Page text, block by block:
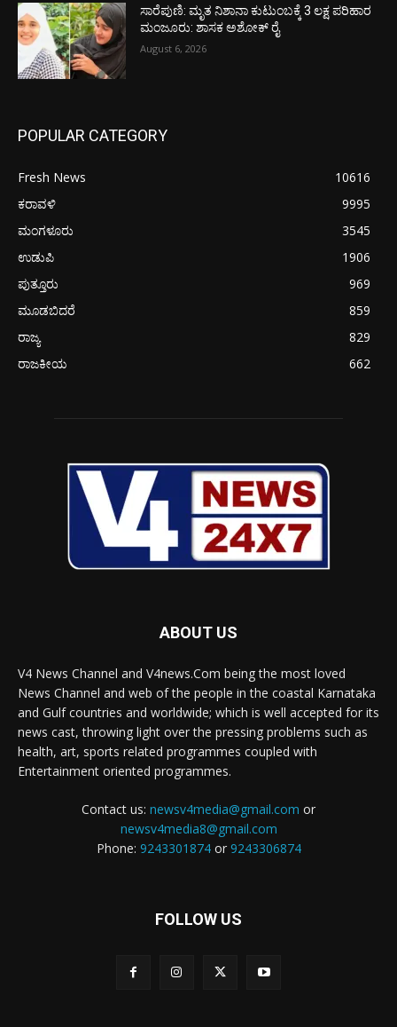
ಸಾರೆಪುಣಿ: ಮೃತ ನಿಶಾನಾ ಕುಟುಂಬಕ್ಕೆ 3 ಲಕ್ಷ ಪರಿಹಾರ
ಮಂಜೂರು: ಶಾಸಕ ಅಶೋಕ್ ರೈ
August 6, 2026
POPULAR CATEGORY
Fresh News
10616
ಕರಾವಳಿ
9995
ಮಂಗಳೂರು
3545
ಉಡುಪಿ
1906
ಪುತ್ತೂರು
969
ಮೂಡಬಿದರೆ
859
ರಾಜ್ಯ
829
ರಾಜಕೀಯ
662
ABOUT US
V4 News Channel and V4news.Com being the most loved
News Channel and web of the people in the coastal Karnataka
and Gulf countries and worldwide; which is well accepted for its
news cast, throwing light over the pressing problems such as
health, art, sports related programmes coupled with
Entertainment oriented programmes.
Contact us: newsv4media@gmail.com or
newsv4media8@gmail.com
Phone: 9243301874or 9243306874
FOLLOW US